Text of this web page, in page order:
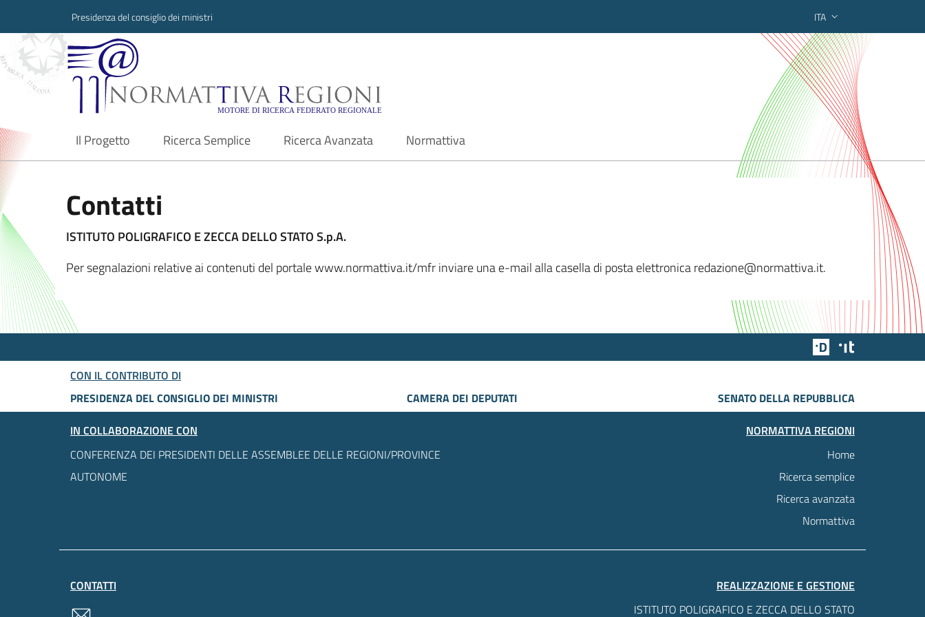
Presidenza del consiglio dei ministri ITA
Normattiva Regioni - Motore di ricerca federato regionale
Il Progetto
current Ricerca Semplice Ricerca Avanzata Normattiva
Contatti
ISTITUTO POLIGRAFICO E ZECCA DELLO STATO S.p.A.
Per segnalazioni relative ai contenuti del portale www.normattiva.it/mfr inviare una e-mail alla casella di posta elettronica redazione@normattiva.it.
Team Digitale
CON IL CONTRIBUTO DI
PRESIDENZA DEL CONSIGLIO DEI MINISTRI
CAMERA DEI DEPUTATI
SENATO DELLA REPUBBLICA
IN COLLABORAZIONE CON
CONFERENZA DEI PRESIDENTI DELLE ASSEMBLEE DELLE REGIONI/PROVINCE
AUTONOME
NORMATTIVA REGIONI
Home
Ricerca semplice
Ricerca avanzata
Normattiva
CONTATTI
REALIZZAZIONE E GESTIONE
ISTITUTO POLIGRAFICO E ZECCA DELLO STATO